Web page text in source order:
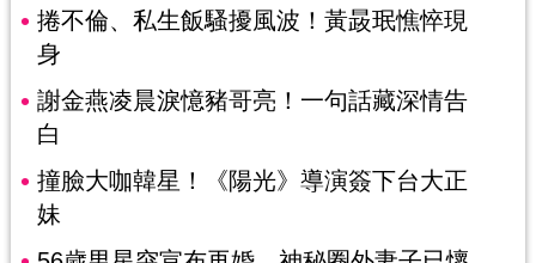
捲不倫、私生飯騷擾風波！黃晸珉憔悴現
身
謝金燕凌晨淚憶豬哥亮！一句話藏深情告
白
撞臉大咖韓星！《陽光》導演簽下台大正
妹